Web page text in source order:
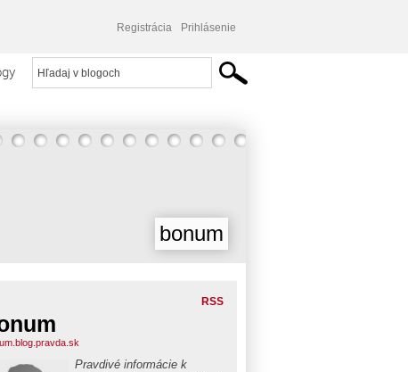
Registrácia Prihlásenie
bonum
RSS
Pravdivé informácie k